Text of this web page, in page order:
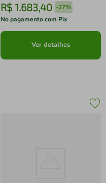
R$ 1.683,40 -27%
No pagamento com Pix
Ver detalhes